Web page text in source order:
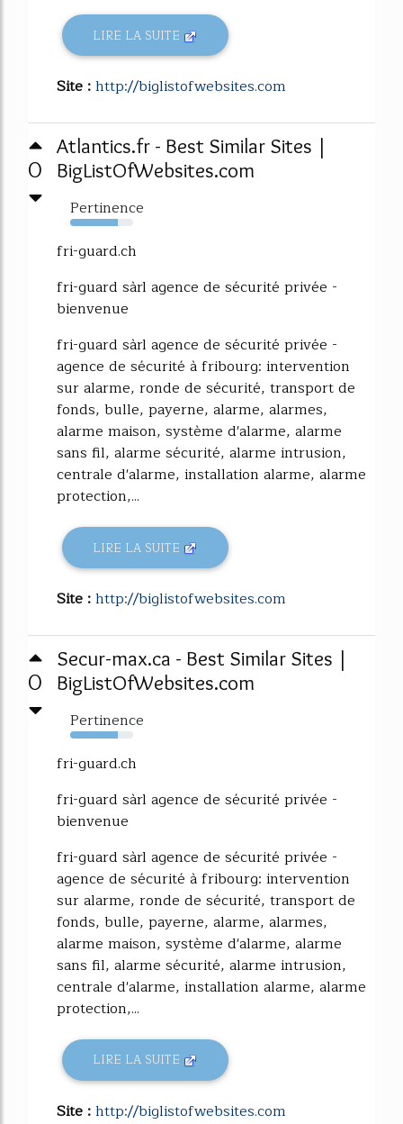
LIRE LA SUITE
Site :http://biglistofwebsites.com
0
Atlantics.fr - Best Similar Sites |
BigListOfWebsites.com
Pertinence
76%
fri-guard.ch
fri-guard sàrl agence de sécurité privée -
bienvenue
fri-guard sàrl agence de sécurité privée -
agence de sécurité à fribourg: intervention
sur alarme, ronde de sécurité, transport de
fonds, bulle, payerne, alarme, alarmes,
alarme maison, système d'alarme, alarme
sans fil, alarme sécurité, alarme intrusion,
centrale d'alarme, installation alarme, alarme
protection,...
LIRE LA SUITE
Site :http://biglistofwebsites.com
0
Secur-max.ca - Best Similar Sites |
BigListOfWebsites.com
Pertinence
76%
fri-guard.ch
fri-guard sàrl agence de sécurité privée -
bienvenue
fri-guard sàrl agence de sécurité privée -
agence de sécurité à fribourg: intervention
sur alarme, ronde de sécurité, transport de
fonds, bulle, payerne, alarme, alarmes,
alarme maison, système d'alarme, alarme
sans fil, alarme sécurité, alarme intrusion,
centrale d'alarme, installation alarme, alarme
protection,...
LIRE LA SUITE
Site :http://biglistofwebsites.com